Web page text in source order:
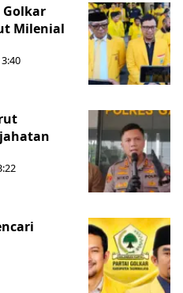
Golkar
Milenial